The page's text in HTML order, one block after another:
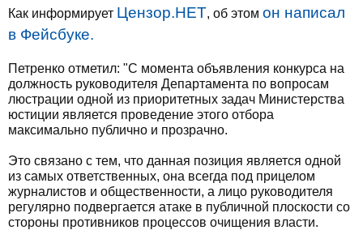
Как информирует Цензор.НЕТ, об этом он написал
в Фейсбуке.
Петренко отметил: "С момента объявления конкурса на
должность руководителя Департамента по вопросам
люстрации одной из приоритетных задач Министерства
юстиции является проведение этого отбора
максимально публично и прозрачно.
Это связано с тем, что данная позиция является одной
из самых ответственных, она всегда под прицелом
журналистов и общественности, а лицо руководителя
регулярно подвергается атаке в публичной плоскости со
стороны противников процессов очищения власти.